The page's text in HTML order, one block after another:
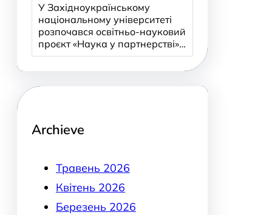
У Західноукраїнському
національному університеті
розпочався освітньо-науковий
проєкт «Наука у партнерстві»…
Archieve
Травень 2026
Квітень 2026
Березень 2026